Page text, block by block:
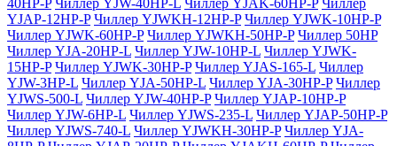
40HP-P Чиллер YJW-40HP-L Чиллер YJAK-60HP-P Чиллер
YJAP-12HP-P Чиллер YJWKH-12HP-P Чиллер YJWK-10HP-P
Чиллер YJWK-60HP-P Чиллер YJWKH-50HP-P Чиллер 50HP
Чиллер YJA-20HP-L Чиллер YJW-10HP-L Чиллер YJWK-
15HP-P Чиллер YJWK-30HP-P Чиллер YJAS-165-L Чиллер
YJW-3HP-L Чиллер YJA-50HP-L Чиллер YJA-30HP-P Чиллер
YJWS-500-L Чиллер YJW-40HP-P Чиллер YJAP-10HP-P
Чиллер YJW-6HP-L Чиллер YJWS-235-L Чиллер YJAP-50HP-P
Чиллер YJWS-740-L Чиллер YJWKH-30HP-P Чиллер YJA-